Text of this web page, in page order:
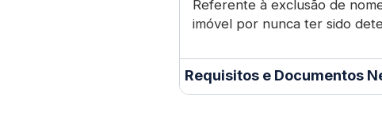
Referente à exclusão de
imóvel por nunca ter sido
Requisitos e Documentos